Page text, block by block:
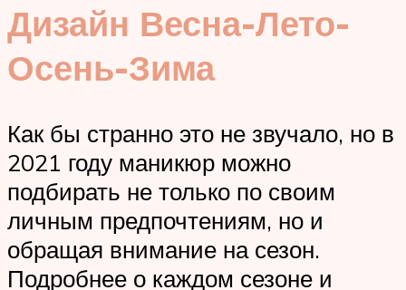
Дизайн Весна-Лето-
Осень-Зима
Как бы странно это не звучало, но в
2021 году маникюр можно
подбирать не только по своим
личным предпочтениям, но и
обращая внимание на сезон.
Подробнее о каждом сезоне и